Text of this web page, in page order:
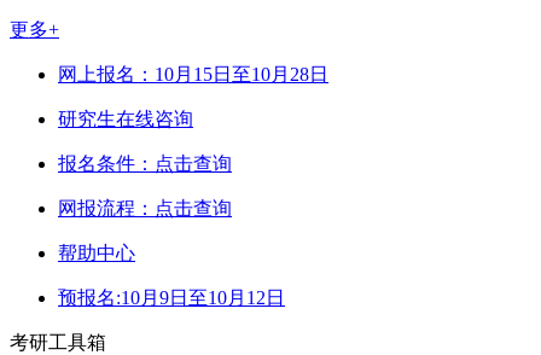
更多+
网上报名：10月15日至10月28日
研究生在线咨询
报名条件：点击查询
网报流程：点击查询
帮助中心
预报名:10月9日至10月12日
考研工具箱